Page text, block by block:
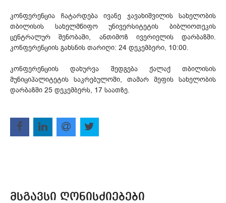
კონფერენცია ჩატარდება ივანე ჯავახიშვილის სახელობის
თბილისის სახელმწიფო უნივერსიტეტის ბიბლიოთეკის
ცენტრალურ შენობაში, ანთიმოზ ივერიელის დარბაზში.
კონფერენციის გახსნის თარიღი: 24 დეკემბერი, 10:00.
კონფერენციის დახურვა შედგება ქალაქ თბილისის
მუნიციპალიტეტის საკრებულოში, თამარ მეფის სახელობის
დარბაზში 25 დეკემბერს, 17 საათზე.
ᲛᲡᲒᲐᲕᲡᲘ ᲦᲝᲜᲘᲡᲫᲘᲔᲑᲔᲑᲘ